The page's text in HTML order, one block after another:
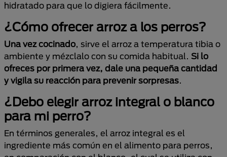
hidratado para que lo digiera fácilmente.
¿Cómo ofrecer arroz a los perros?
Una vez cocinado, sirve el arroz a temperatura tibia o
ambiente y mézclalo con su comida habitual. Si lo
ofreces por primera vez, dale una pequeña cantidad
y vigila su reacción para prevenir sorpresas.
¿Debo elegir arroz integral o blanco
para mi perro?
En términos generales, el arroz integral es el
ingrediente más común en el alimento para perros,